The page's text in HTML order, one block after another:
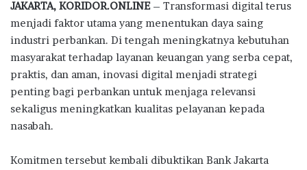
e
b
o
o
k
it
te
r
at
s
A
p
p
e e
g
ra
m
ar
e
JAKARTA, KORIDOR.ONLINE– Transformasi digital terus
menjadi faktor utama yang menentukan daya saing
industri perbankan. Di tengah meningkatnya kebutuhan
masyarakat terhadap layanan keuangan yang serba cepat,
praktis, dan aman, inovasi digital menjadi strategi
penting bagi perbankan untuk menjaga relevansi
sekaligus meningkatkan kualitas pelayanan kepada
nasabah.
Komitmen tersebut kembali dibuktikan Bank Jakarta